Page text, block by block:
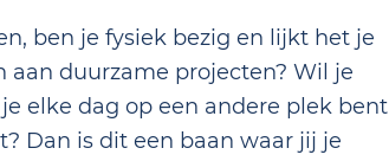
ben je fysiek bezig en lijkt het je
aan duurzame projecten? Wil je
elke dag op een andere plek bent
Dan is dit een baan waar jij je